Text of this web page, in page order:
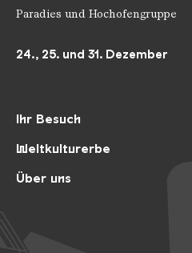
Ihr Besuch
Weltkulturerbe
Über uns
Paradies und Hochofengruppe
24., 25. und 31. Dezember